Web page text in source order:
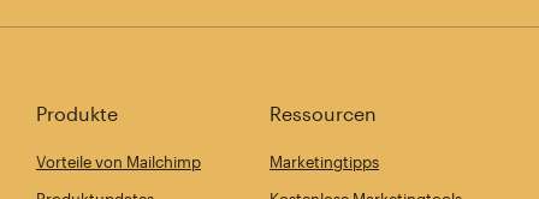
Produkte
Vorteile von Mailchimp
Ressourcen
Marketingtipps